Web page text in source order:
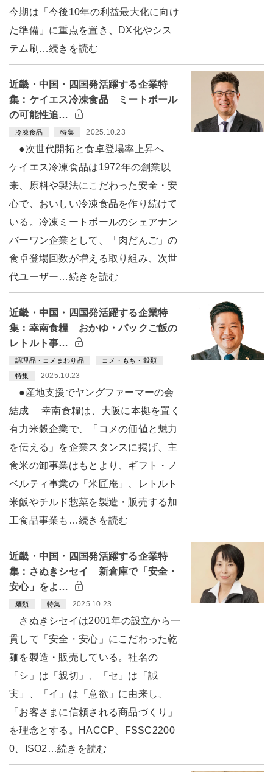
今期は「今後10年の利益最大化に向け
た準備」に重点を置き、DX化やシス
テム刷…続きを読む
近畿・中国・四国発活躍する企業特
集：ケイエス冷凍食品 ミートボール
の可能性追…
冷凍食品 特集 2025.10.23
●次世代開拓と食卓登場率上昇へ
ケイエス冷凍食品は1972年の創業以
来、原料や製法にこだわった安全・安
心で、おいしい冷凍食品を作り続けて
いる。冷凍ミートボールのシェアナン
バーワン企業として、「肉だんご」の
食卓登場回数が増える取り組み、次世
代ユーザー…続きを読む
近畿・中国・四国発活躍する企業特
集：幸南食糧 おかゆ・パックご飯の
レトルト事…
調理品・コメまわり品 コメ・もち・穀類
特集 2025.10.23
●産地支援でヤングファーマーの会
結成 幸南食糧は、大阪に本拠を置く
有力米穀企業で、「コメの価値と魅力
を伝える」を企業スタンスに掲げ、主
食米の卸事業はもとより、ギフト・ノ
ベルティ事業の「米匠庵」、レトルト
米飯やチルド惣菜を製造・販売する加
工食品事業も…続きを読む
近畿・中国・四国発活躍する企業特
集：さぬきシセイ 新倉庫で「安全・
安心」をよ…
麺類 特集 2025.10.23
さぬきシセイは2001年の設立から一
貫して「安全・安心」にこだわった乾
麺を製造・販売している。社名の
「シ」は「親切」、「セ」は「誠
実」、「イ」は「意欲」に由来し、
「お客さまに信頼される商品づくり」
を理念とする。HACCP、FSSC2200
0、ISO2…続きを読む